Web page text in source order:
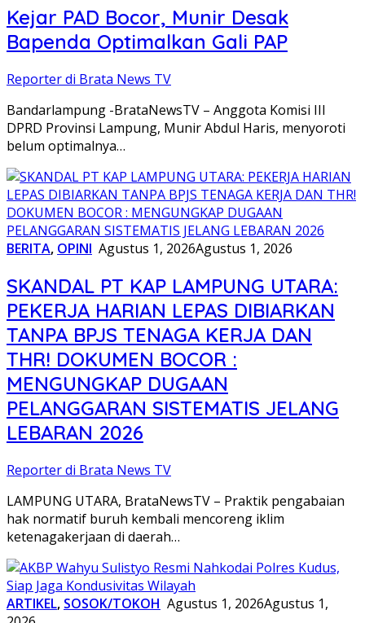
Kejar PAD Bocor, Munir Desak
Bapenda Optimalkan Gali PAP
Reporter di Brata News TV
Bandarlampung -BrataNewsTV – Anggota Komisi III
DPRD Provinsi Lampung, Munir Abdul Haris, menyoroti
belum optimalnya…
BERITA, OPINI Agustus 1, 2026Agustus 1, 2026
SKANDAL PT KAP LAMPUNG UTARA:
PEKERJA HARIAN LEPAS DIBIARKAN
TANPA BPJS TENAGA KERJA DAN
THR! DOKUMEN BOCOR :
MENGUNGKAP DUGAAN
PELANGGARAN SISTEMATIS JELANG
LEBARAN 2026
Reporter di Brata News TV
LAMPUNG UTARA, BrataNewsTV – Praktik pengabaian
hak normatif buruh kembali mencoreng iklim
ketenagakerjaan di daerah…
ARTIKEL, SOSOK/TOKOH Agustus 1, 2026Agustus 1,